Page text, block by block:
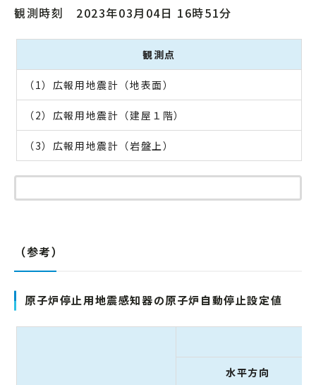
観測時刻 2023年03月04日 16時51分
観測点
（1）広報用地震計（地表面）
（2）広報用地震計（建屋１階）
（3）広報用地震計（岩盤上）
（参考）
原子炉停止用地震感知器の原子炉自動停止設定値
水平方向